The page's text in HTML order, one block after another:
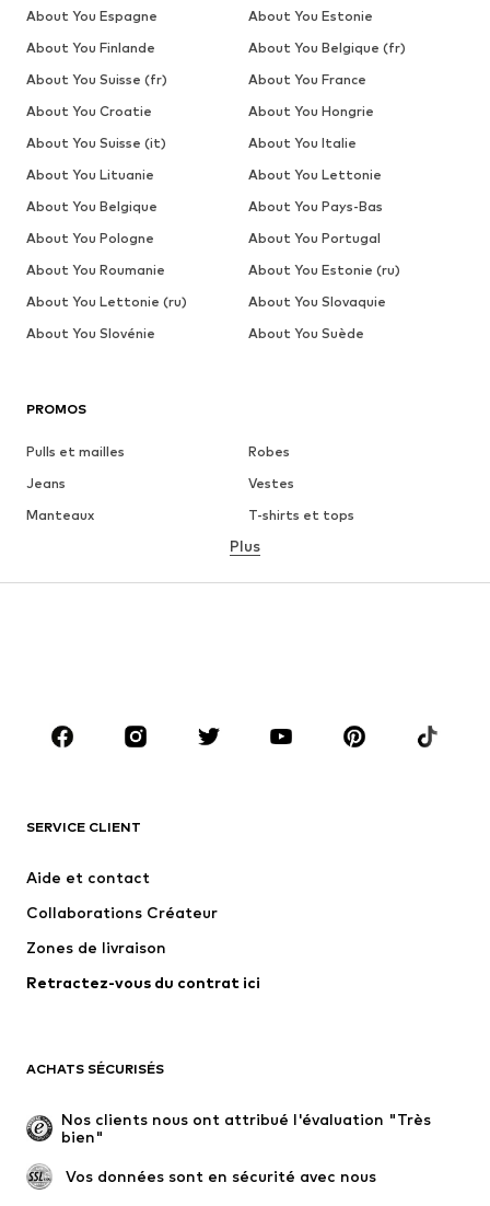
PROMOS
Pulls et mailles
Robes
Jeans
Vestes
Manteaux
T-shirts et tops
Lingerie
Jupes
Blouses et tuniques
Accessoires
Premium
Nouveautés
Lingerie
Manteaux
Jupes
Occasions spéciales
Exclusif
Remise à neuf
Plus
SERVICE CLIENT
Aide et contact
Collaborations Créateur
Zones de livraison
Retractez-vous du contrat ici
ACHATS SÉCURISÉS
Nos clients nous ont attribué l'évaluation "Très
bien"
Vos données sont en sécurité avec nous
About You Espagne
About You Estonie
About You Finlande
About You Belgique (fr)
About You Suisse (fr)
About You France
About You Croatie
About You Hongrie
About You Suisse (it)
About You Italie
About You Lituanie
About You Lettonie
About You Belgique
About You Pays-Bas
About You Pologne
About You Portugal
About You Roumanie
About You Estonie (ru)
About You Lettonie (ru)
About You Slovaquie
About You Slovénie
About You Suède